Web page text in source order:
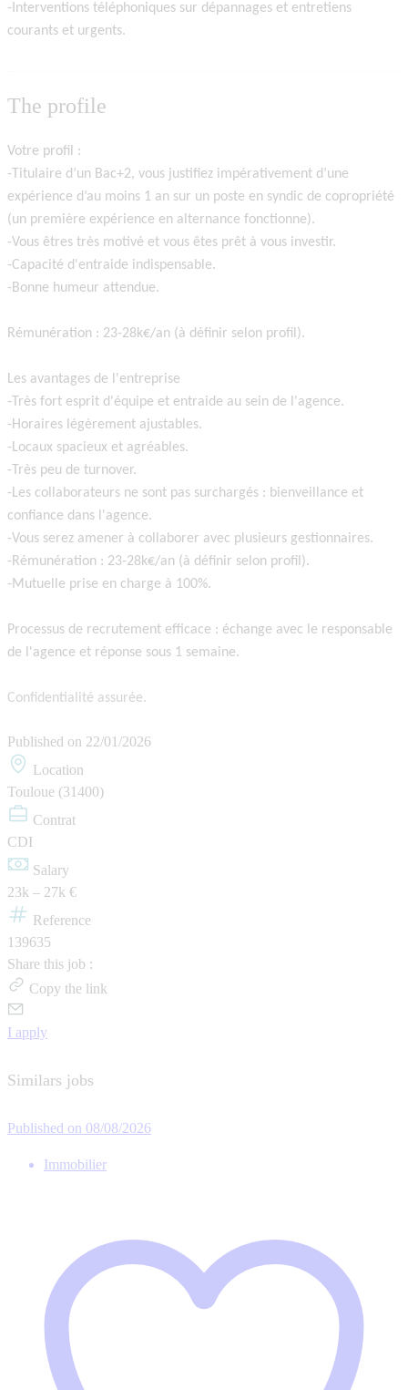
-Interventions téléphoniques sur dépannages et entretiens
courants et urgents.
The profile
Votre profil :
-Titulaire d’un Bac+2, vous justifiez impérativement d’une
expérience d’au moins 1 an sur un poste en syndic de copropriété
(un première expérience en alternance fonctionne).
-Vous êtres très motivé et vous êtes prêt à vous investir.
-Capacité d'entraide indispensable.
-Bonne humeur attendue.
Rémunération : 23-28k€/an (à définir selon profil).
Les avantages de l'entreprise
-Très fort esprit d'équipe et entraide au sein de l'agence.
-Horaires légèrement ajustables.
-Locaux spacieux et agréables.
-Très peu de turnover.
-Les collaborateurs ne sont pas surchargés : bienveillance et
confiance dans l'agence.
-Vous serez amener à collaborer avec plusieurs gestionnaires.
-Rémunération : 23-28k€/an (à définir selon profil).
-Mutuelle prise en charge à 100%.
Processus de recrutement efficace : échange avec le responsable
de l'agence et réponse sous 1 semaine.
Confidentialité assurée.
Published on 22/01/2026
Location
Touloue (31400)
Contrat
CDI
Salary
23k – 27k €
Reference
139635
Share this job :
Copy the link
I apply
Similars jobs
Published on 08/08/2026
Immobilier